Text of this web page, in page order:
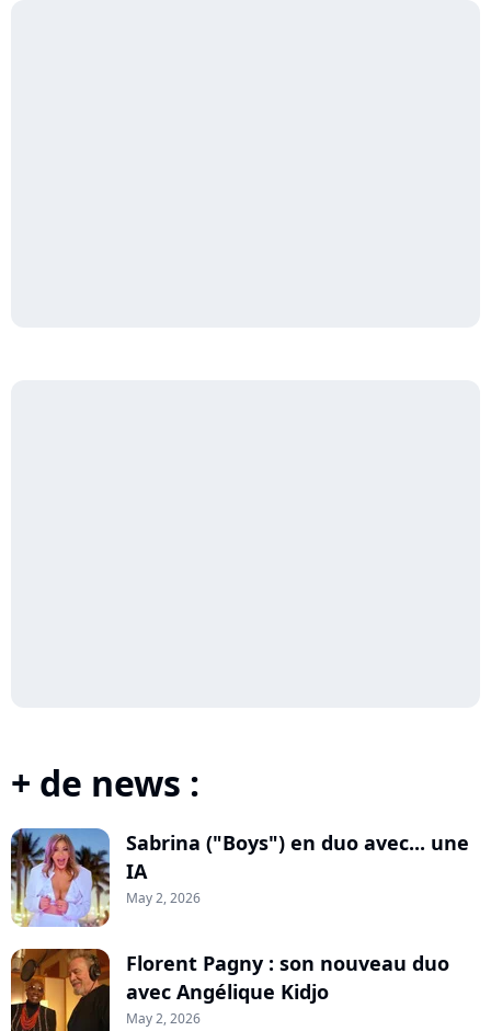
+ de news :
Sabrina ("Boys") en duo avec... une
IA
May 2, 2026
Florent Pagny : son nouveau duo
avec Angélique Kidjo
May 2, 2026